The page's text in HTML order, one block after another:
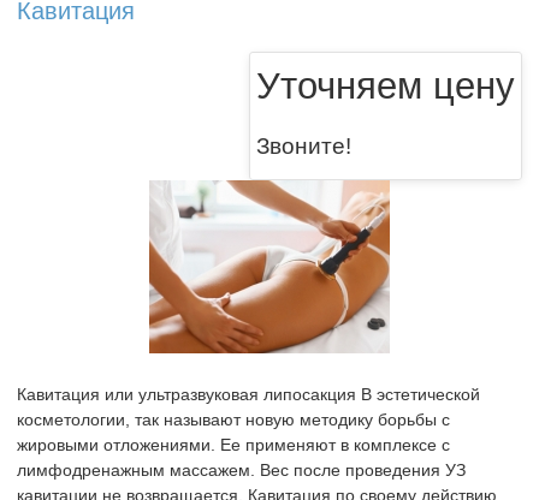
Кавитация
Уточняем цену
Звоните!
Кавитация или ультразвуковая липосакция В эстетической
косметологии, так называют новую методику борьбы с
жировыми отложениями. Ее применяют в комплексе с
лимфодренажным массажем. Вес после проведения УЗ
кавитации не возвращается. Кавитация по своему действию